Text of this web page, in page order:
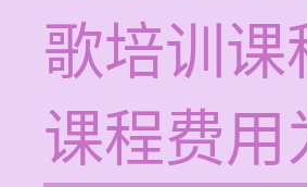
歌培训课
课程费用